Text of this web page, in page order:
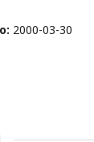
2000-03-30